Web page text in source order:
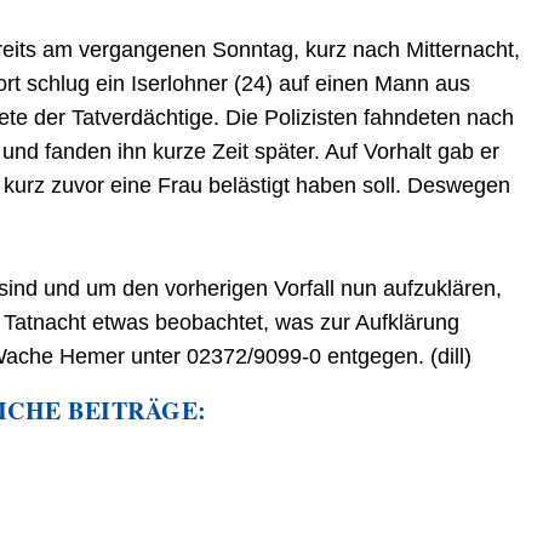
am vergangenen Sonntag, kurz nach Mitternacht,
schlug ein Iserlohner (24) auf einen Mann aus
der Tatverdächtige. Die Polizisten fahndeten nach
fanden ihn kurze Zeit später. Auf Vorhalt gab er
zuvor eine Frau belästigt haben soll. Deswegen
und um den vorherigen Vorfall nun aufzuklären,
etwas beobachtet, was zur Aufklärung
Hemer unter 02372/9099-0 entgegen. (dill)
BEITRÄGE: